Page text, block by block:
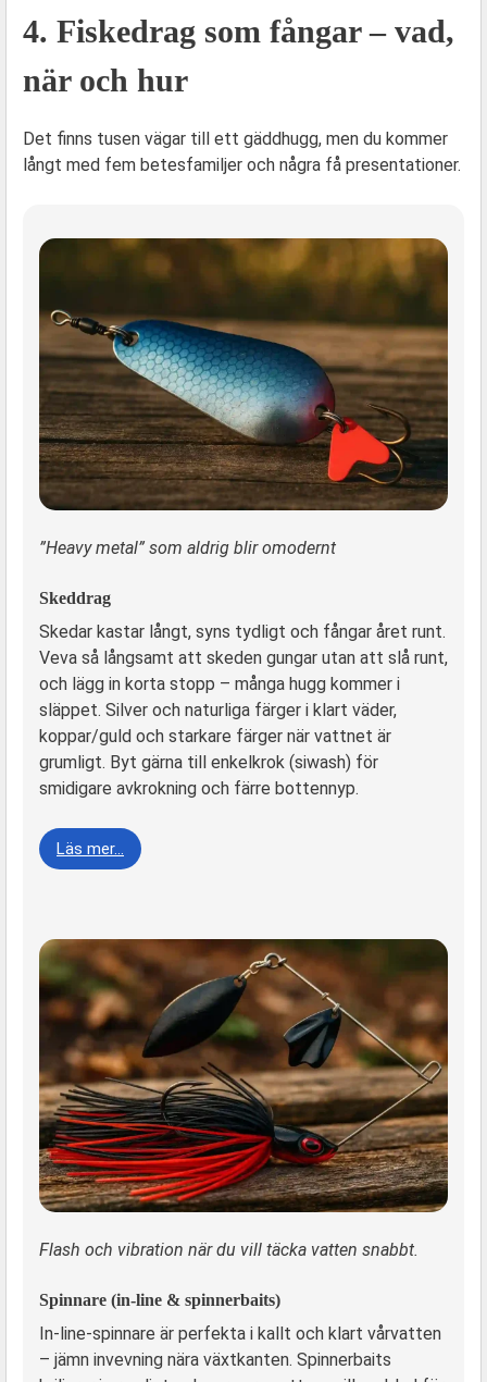
4. Fiskedrag som fångar – vad,
när och hur
Det finns tusen vägar till ett gäddhugg, men du kommer
långt med fem betes­familjer och några få presentationer.
”Heavy metal” som aldrig blir omodernt
Skeddrag
Skedar kastar långt, syns tydligt och fångar året runt.
Veva så långsamt att skeden gungar utan att slå runt,
och lägg in korta stopp – många hugg kommer i
släppet. Silver och naturliga färger i klart väder,
koppar/guld och starkare färger när vattnet är
grumligt. Byt gärna till enkelkrok (siwash) för
smidigare avkrokning och färre bottennyp.
Läs mer…
Flash och vibration när du vill täcka vatten snabbt.
Spinnare (in-line & spinnerbaits)
In-line-spinnare är perfekta i kallt och klart vårvatten
– jämn invevning nära växtkanten. Spinnerbaits